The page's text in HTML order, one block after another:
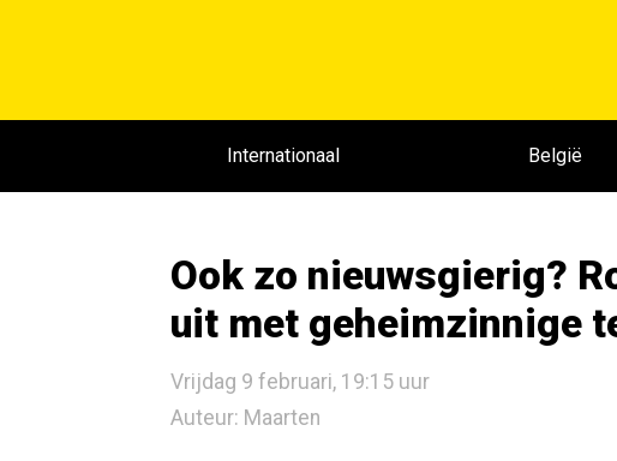
Internationaal België
Ook zo nieuwsgierig?
uit met geheimzinnige
Vrijdag 9 februari, 19:15 uur
Auteur: Maarten